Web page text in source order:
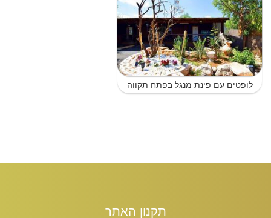
לופטים עם פינת מנגל בפתח תקווה
תקנון האתר